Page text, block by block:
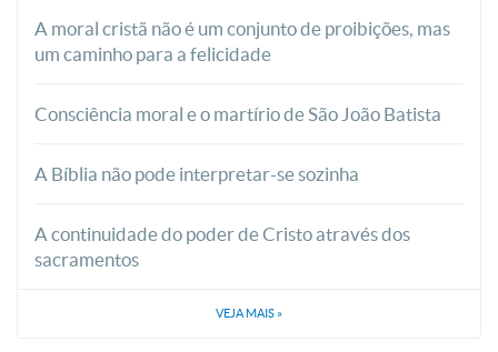
A moral cristã não é um conjunto de proibições, mas
um caminho para a felicidade
Consciência moral e o martírio de São João Batista
A Bíblia não pode interpretar-se sozinha
A continuidade do poder de Cristo através dos
sacramentos
VEJA MAIS »